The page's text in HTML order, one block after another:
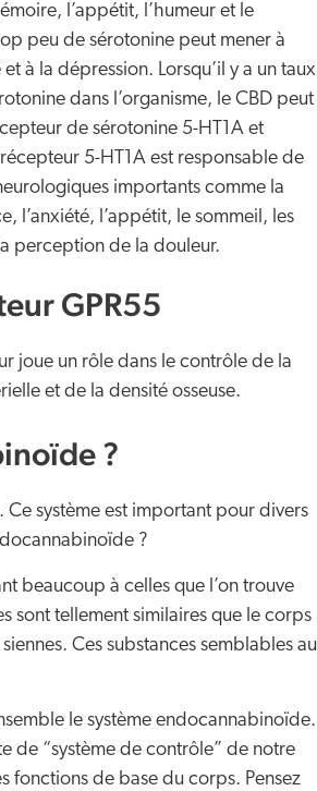
l’appétit, l’humeur et le
peu de sérotonine peut mener à
et à la dépression. Lorsqu’il y a un taux
dans l’organisme, le CBD peut
de sérotonine 5-HT1A et
récepteur 5-HT1A est responsable de
importants comme la
l’anxiété, l’appétit, le sommeil, les
perception de la douleur.
GPR55
joue un rôle dans le contrôle de la
et de la densité osseuse.
?
système est important pour divers
?
beaucoup à celles que l’on trouve
sont tellement similaires que le corps
Ces substances semblables au
le système endocannabinoïde.
de “système de contrôle” de notre
fonctions de base du corps. Pensez